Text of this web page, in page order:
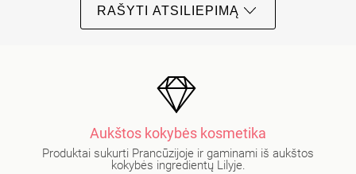
RAŠYTI ATSILIEPIMĄ
Aukštos kokybės kosmetika
Produktai sukurti Prancūzijoje ir gaminami iš aukštos
kokybės ingredientų Lilyje.